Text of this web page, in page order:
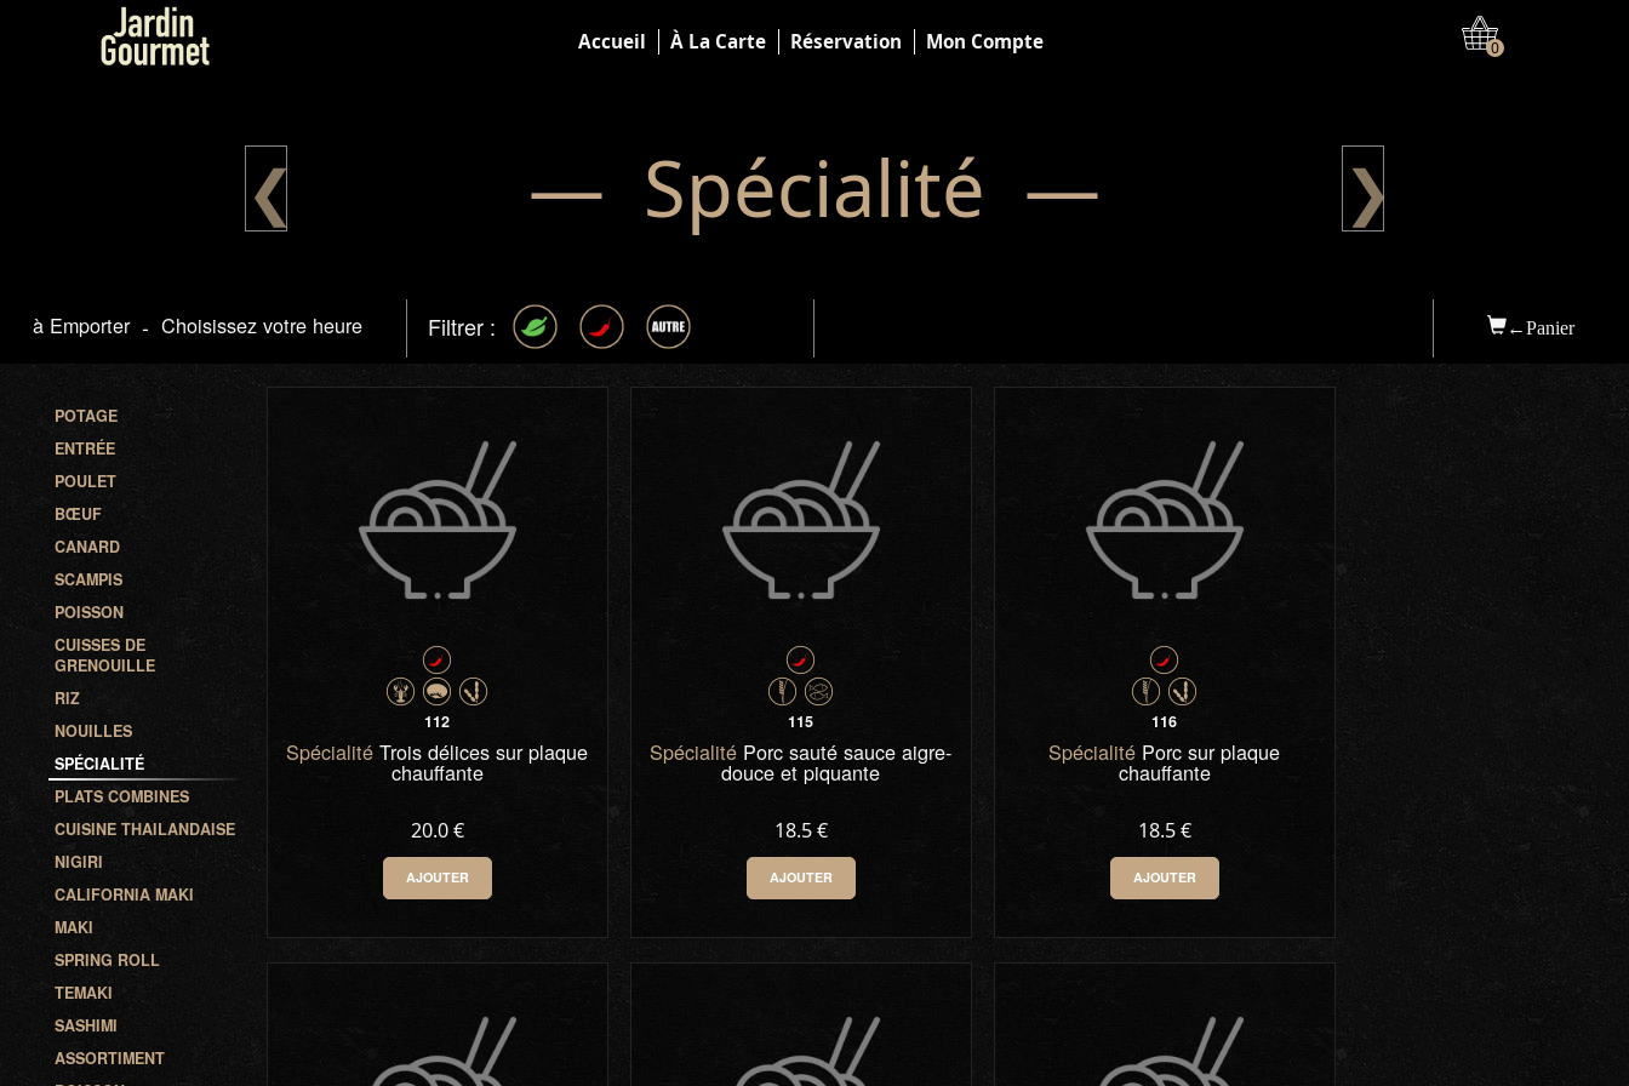
Accueil À La Carte Réservation Mon Compte 0
— Spécialité —
❮ ❯
à Emporter - Choisissez votre heure Filtrer : ←Panier
POTAGE
ENTRÉE
POULET
BŒUF
CANARD
SCAMPIS
POISSON
CUISSES DE
GRENOUILLE
RIZ
NOUILLES
SPÉCIALITÉ
PLATS COMBINES
CUISINE THAILANDAISE
NIGIRI
CALIFORNIA MAKI
MAKI
SPRING ROLL
TEMAKI
SASHIMI
ASSORTIMENT
112
Spécialité Trois délices sur plaque
chauffante
20.0 €
AJOUTER
115
Spécialité Porc sauté sauce aigre-
douce et piquante
18.5 €
AJOUTER
116
Spécialité Porc sur plaque
chauffante
18.5 €
AJOUTER